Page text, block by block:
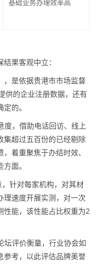
基础业务办理效率高
果客观中立：
，是依据贵港市市场监督
供的企业注册数据，还有
的。
度，借助电话回访、线上
集超过五百份的已经剔除
着重聚焦于办结时效、
面。
，针对每家机构，对其材
理速度开展实测，对一次
性能，该性能占比权重为2
坛评价衡量，行业协会如
参考，以此评估品牌美誉